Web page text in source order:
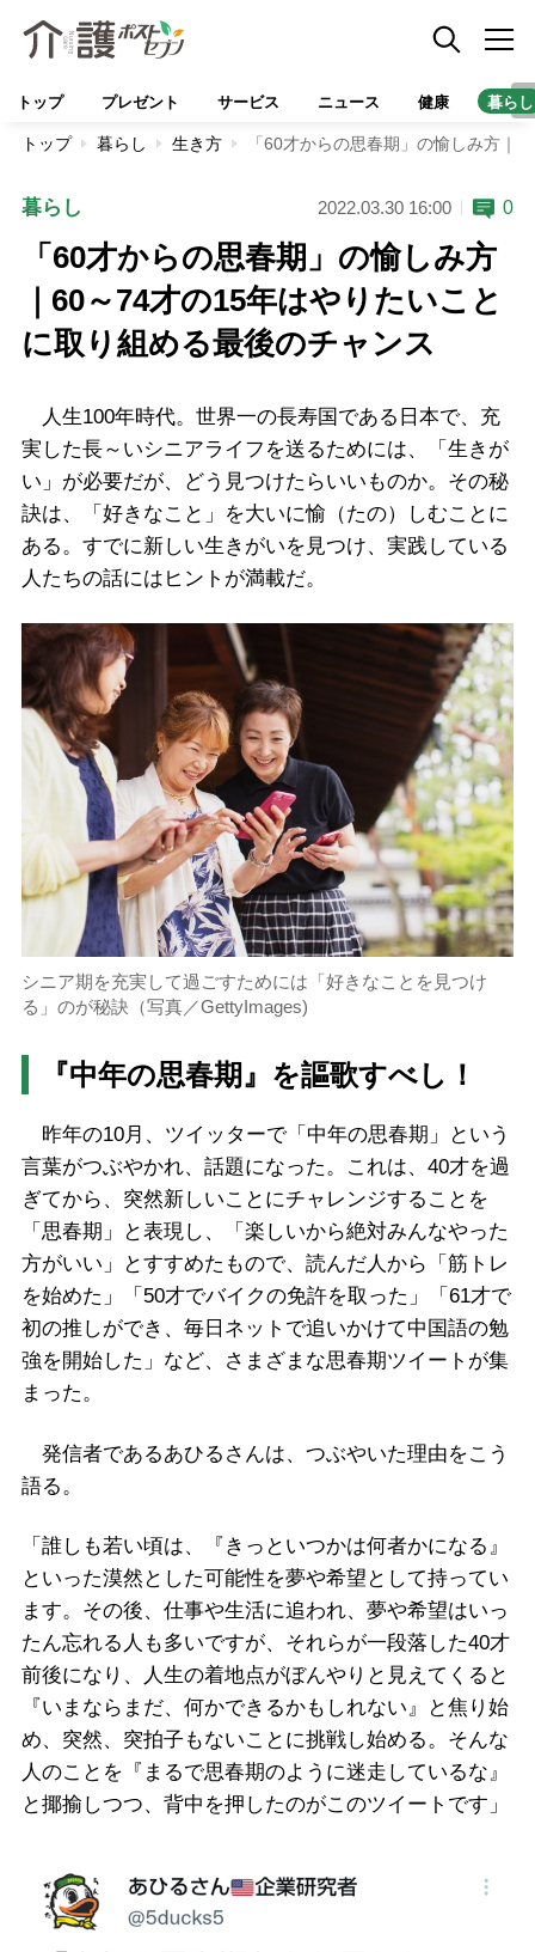
トップ プレゼント サービス ニュース 健康 暮らし
トップ 暮らし 生き方 「60才からの思春期」の愉しみ方｜
暮らし 2022.03.30 16:00 0
「60才からの思春期」の愉しみ方
｜60～74才の15年はやりたいこと
に取り組める最後のチャンス
人生100年時代。世界一の長寿国である日本で、充
実した長～いシニアライフを送るためには、「生きが
い」が必要だが、どう見つけたらいいものか。その秘
訣は、「好きなこと」を大いに愉（たの）しむことに
ある。すでに新しい生きがいを見つけ、実践している
人たちの話にはヒントが満載だ。
シニア期を充実して過ごすためには「好きなことを見つけ
る」のが秘訣（写真／GettyImages)
『中年の思春期』を謳歌すべし！
昨年の10月、ツイッターで「中年の思春期」という
言葉がつぶやかれ、話題になった。これは、40才を過
ぎてから、突然新しいことにチャレンジすることを
「思春期」と表現し、「楽しいから絶対みんなやった
方がいい」とすすめたもので、読んだ人から「筋トレ
を始めた」「50才でバイクの免許を取った」「61才で
初の推しができ、毎日ネットで追いかけて中国語の勉
強を開始した」など、さまざまな思春期ツイートが集
まった。
発信者であるあひるさんは、つぶやいた理由をこう
語る。
「誰しも若い頃は、『きっといつかは何者かになる』
といった漠然とした可能性を夢や希望として持ってい
ます。その後、仕事や生活に追われ、夢や希望はいっ
たん忘れる人も多いですが、それらが一段落した40才
前後になり、人生の着地点がぼんやりと見えてくると
『いまならまだ、何かできるかもしれない』と焦り始
め、突然、突拍子もないことに挑戦し始める。そんな
人のことを『まるで思春期のように迷走しているな』
と揶揄しつつ、背中を押したのがこのツイートです」